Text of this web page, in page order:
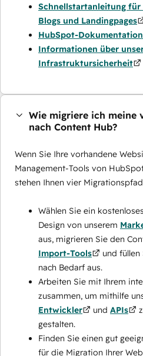
Schnellstartanleitung
Blogs und Landingpages
HubSpot-
Informationen über
Infrastruktursicherheit
Wie migriere ich meine
nach Content Hub?
Wenn Sie Ihre vorhandene
Management-Tools von
stehen Ihnen vier
Wählen Sie ein
Design von unserem
aus, migrieren Sie den
Import-Tools
und füllen
nach Bedarf aus.
Arbeiten Sie mit Ihrem
zusammen, um mithilfe
Entwickler
und APIs
gestalten.
Finden Sie einen gut
für die Migration Ihrer